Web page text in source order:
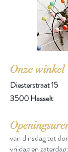
Onze winkel
Diesterstraat 15
3500 Hasselt
van dinsdag tot
vrijdag en